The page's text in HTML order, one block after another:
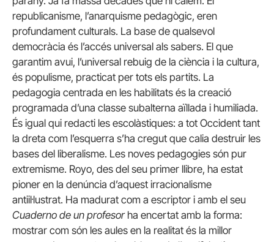
republicanisme, l’anarquisme pedagògic, eren
profundament culturals. La base de qualsevol
democràcia és l’accés universal als sabers. El que
garantim avui, l’universal rebuig de la ciència i la cultura,
és populisme, practicat per tots els partits. La
pedagogia centrada en les habilitats és la creació
programada d’una classe subalterna aïllada i humiliada.
És igual qui redacti les escolàstiques: a tot Occident tant
la dreta com l’esquerra s’ha cregut que calia destruir les
bases del liberalisme. Les noves pedagogies són pur
extremisme. Royo, des del seu primer llibre, ha estat
pioner en la denúncia d’aquest irracionalisme
antiil·lustrat. Ha madurat com a escriptor i amb el seu
Cuaderno de un profesor ha encertat amb la forma:
mostrar com són les aules en la realitat és la millor